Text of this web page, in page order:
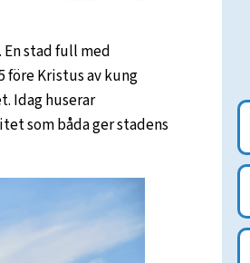
stad full med
före Kristus av kung
Idag huserar
som båda ger stadens